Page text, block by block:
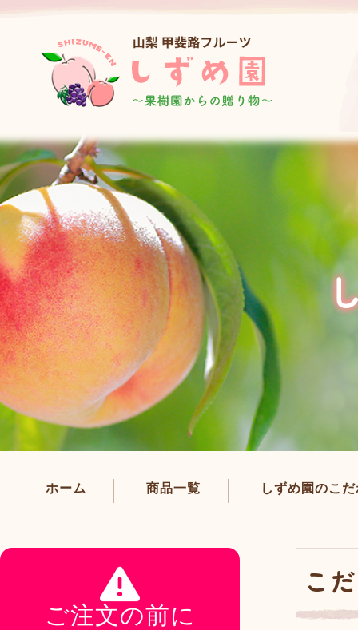
ホーム 商品一覧 しずめ園のこ
こ
ご注文の前に